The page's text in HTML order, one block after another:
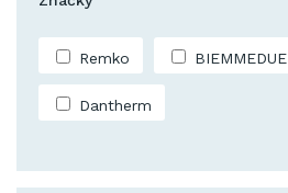
Remko BIEMMEDUE
Dantherm